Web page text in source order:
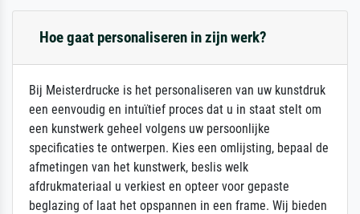
Hoe gaat personaliseren in zijn werk?
Bij Meisterdrucke is het personaliseren van uw kunstdruk
een eenvoudig en intuïtief proces dat u in staat stelt om
een kunstwerk geheel volgens uw persoonlijke
specificaties te ontwerpen. Kies een omlijsting, bepaal de
afmetingen van het kunstwerk, beslis welk
afdrukmateriaal u verkiest en opteer voor gepaste
beglazing of laat het opspannen in een frame. Wij bieden